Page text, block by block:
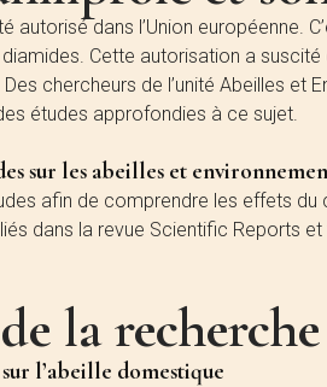
autorisé dans l’Union européenne.
Cette autorisation a
chercheurs de l’unité Abeilles et
études approfondies à ce sujet.
sur les abeilles et
afin de comprendre les effets du
dans la revue Scientific Reports
la recherche
l’abeille domestique